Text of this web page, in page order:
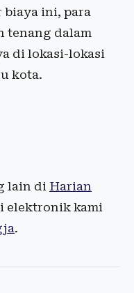
ini, para
tenang dalam
di lokasi-lokasi
kota.
lain di Harian
elektronik kami
.